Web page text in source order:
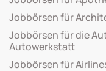
Jobbörsen für
Jobbörsen für die
Autowerkstatt
Jobbörsen für